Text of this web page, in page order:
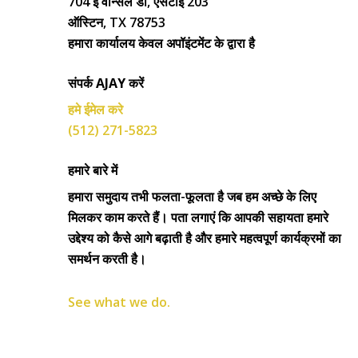
ऑस्टिन, TX 78753
हमारा कार्यालय केवल अपॉइंटमेंट के द्वारा है
संपर्क AJAY करें
हमे ईमेल करे
(512) 271-5823
हमारे बारे में
हमारा समुदाय तभी फलता-फूलता है जब हम अच्छे के लिए
मिलकर काम करते हैं। पता लगाएं कि आपकी सहायता हमारे
उद्देश्य को कैसे आगे बढ़ाती है और हमारे महत्वपूर्ण कार्यक्रमों का
समर्थन करती है।
See what we do.